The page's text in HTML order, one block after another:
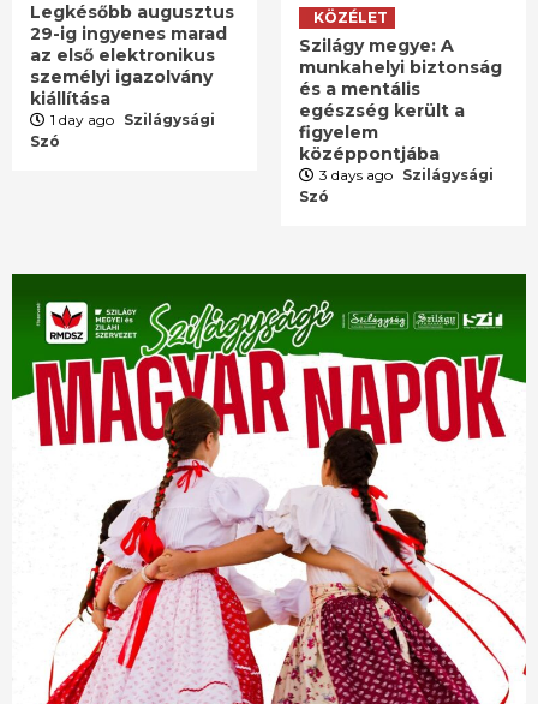
Legkésőbb augusztus
29-ig ingyenes marad
az első elektronikus
személyi igazolvány
kiállítása
1 day ago Szilágysági
Szó
KÖZÉLET
Szilágy megye: A
munkahelyi biztonság
és a mentális
egészség került a
figyelem
középpontjába
3 days ago Szilágysági
Szó